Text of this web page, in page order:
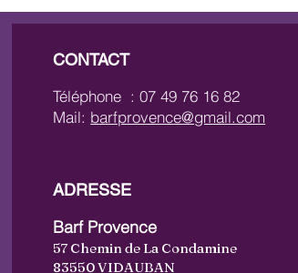
CONTACT
Téléphone : 07 49 76 16 82
Mail: barfprovence@gmail.com
ADRESSE
Barf Provence
57 Chemin de La Condamine
83550 VIDAUBAN